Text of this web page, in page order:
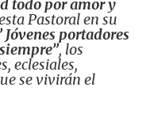
todo por amor y
Pastoral en su
Jóvenes portadores
, los
eclesiales,
se vivirán el